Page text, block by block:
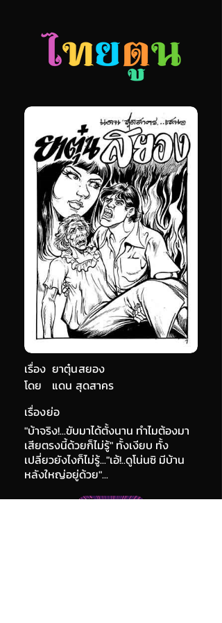
เรื่อง ยาตุ๋นสยอง
แดน สุดสาคร
โดย
เรื่องย่อ
"บ้าจริง!...ขับมาได้ตั้งนาน ทำไมต้องมา
เสียตรงนี้ด้วยก็ไม่รู้" ทั้งเงียบ ทั้ง
เปลี่ยวยังไงก็ไม่รู้..."เอ้!..ดูโน่นซิ มีบ้าน
หลังใหญ่อยู่ด้วย"...